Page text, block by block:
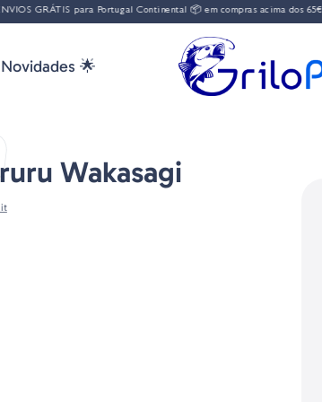
GRÁTIS para Portugal Continental 📦 em compras acima dos 65€
Novidades 🌟
Wakasagi